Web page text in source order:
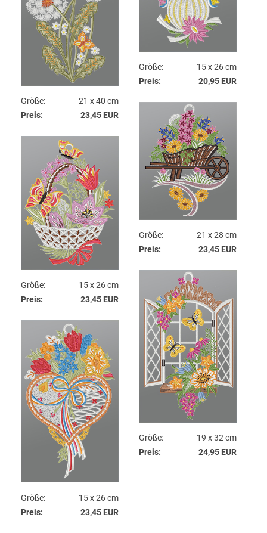
Größe:
21 x 40 cm
Preis:
23,45 EUR
Größe:
15 x 26 cm
Preis:
23,45 EUR
Größe:
15 x 26 cm
Preis:
23,45 EUR
Größe:
15 x 26 cm
Preis:
20,95 EUR
Größe:
21 x 28 cm
Preis:
23,45 EUR
Größe:
19 x 32 cm
Preis:
24,95 EUR